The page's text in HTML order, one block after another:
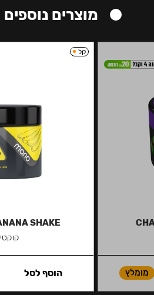
מוצרים נוספים
מומלץ
קל
SHAKE
הוסף לסל